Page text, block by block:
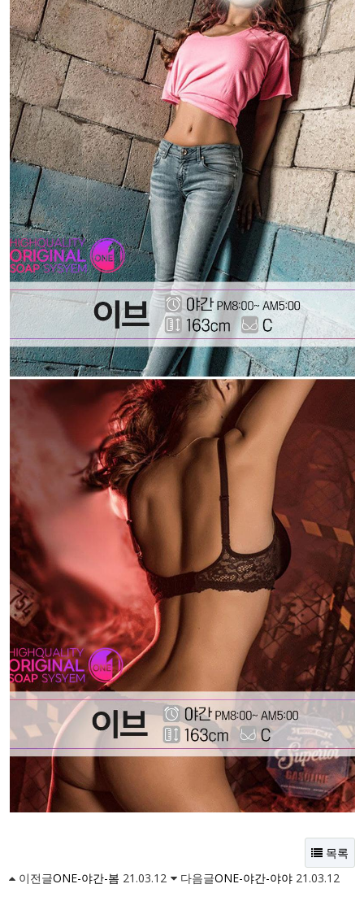
목록
이전글ONE-야간-봄 21.03.12 다음글ONE-야간-야야 21.03.12